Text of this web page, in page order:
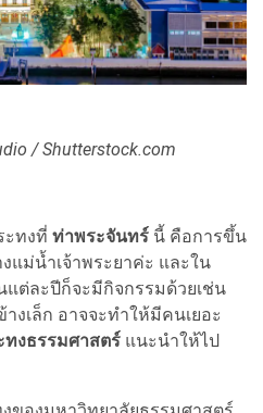
/ Shutterstock.com
ทงที่ ท่าพระจันทร์ นี้ คือการขึ้น
แม่น้ำเจ้าพระยาค่ะ และใน
ต่ละปีก็จะมีกิจกรรมด้วยเช่น
เล็ก อาจจะทำให้มีคนเยอะ
ทงธรรมศาสตร์ แนะนำให้ไป